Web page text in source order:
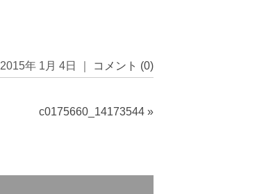
2015年 1月 4日 ｜ コメント (0)
c0175660_14173544 »